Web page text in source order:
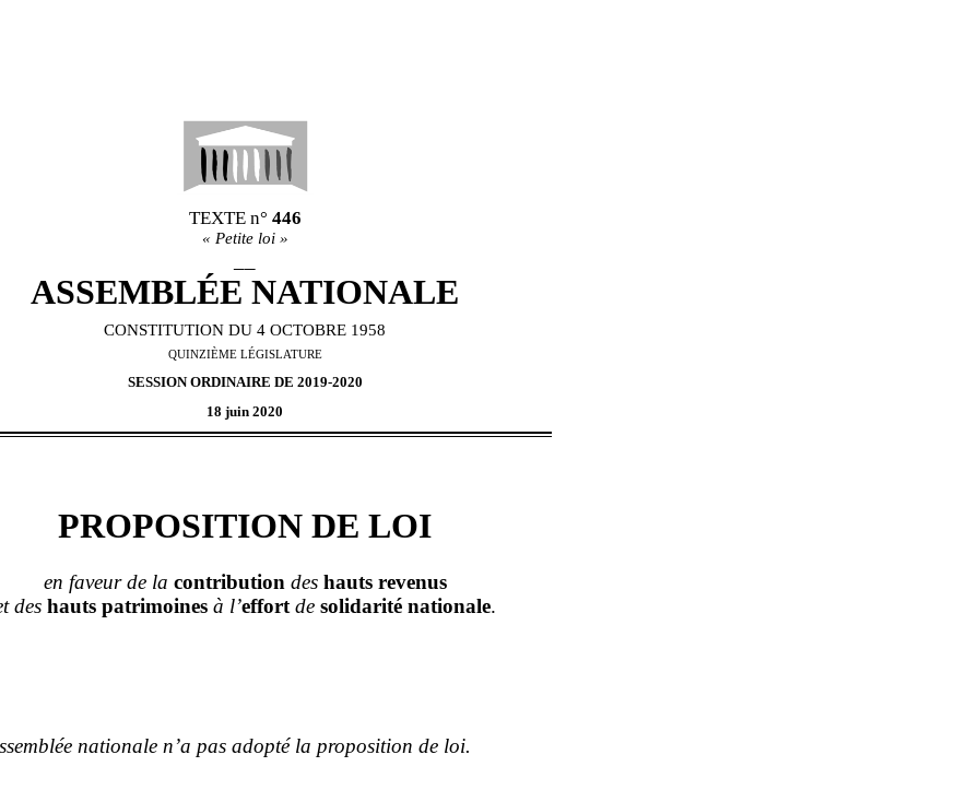
TEXTE n° 446
« Petite loi »
ASSEMBLÉE NATIONALE
CONSTITUTION DU 4 OCTOBRE 1958
QUINZIÈME LÉGISLATURE
SESSION ORDINAIRE DE 2019-2020
18 juin 2020
PROPOSITION DE LOI
en faveur de la contribution des hauts revenus
des hauts patrimoinesà l’effortde solidarité nationale.
nationale n’a pas adoptéla proposition de loi.